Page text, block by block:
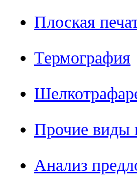
Плоская
Термография
Прочие виды
Анализ